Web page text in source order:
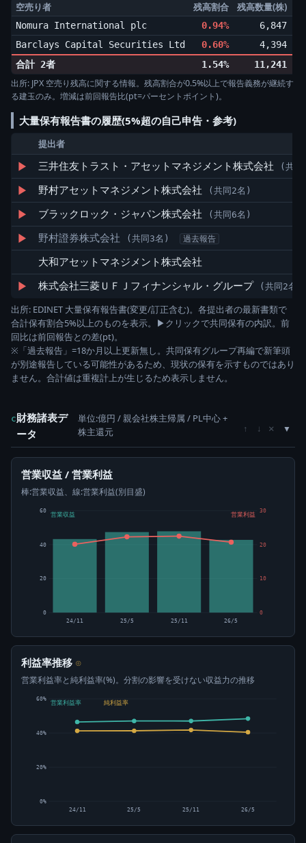
空売り者 残高割合 残高数量(株)
Nomura International plc 0.94% 6,847
Barclays Capital Securities Ltd
0.60% 4,394
合計 2者
1.54% 11,241
出所: JPX 空売り残高に関する情報。残高割合が0.5%以上で報告義務が継続す
る建玉のみ。増減は前回報告比(pt=パーセントポイント)。
大量保有報告書の履歴(5%超の自己申告・参考)
提出者
▶ 三井住友トラスト・アセットマネジメント株式会社 (共
▶ 野村アセットマネジメント株式会社 (共同2名)
▶ ブラックロック・ジャパン株式会社 (共同6名)
▶ 野村證券株式会社 (共同3名) 過去報告
大和アセットマネジメント株式会社
▶ 株式会社三菱ＵＦＪフィナンシャル・グループ (共同2名)
出所: EDINET 大量保有報告書(変更/訂正含む)。各提出者の最新書類で
合計保有割合5%以上のものを表示。▶クリックで共同保有の内訳。前
回比は前回報告との差(pt)。
※「過去報告」=18か月以上更新無し。共同保有グループ再編で新筆頭
が別途報告している可能性があるため、現状の保有を示すものではあり
ません。合計値は重複計上が生じるため表示しません。
c財務諸表デ
ータ
単位:億円 / 親会社株主帰属 / PL中心 +
株主還元
↑ ↓ ×
営業収益 / 営業利益
棒:営業収益、線:営業利益(別目盛)
0
20
40
60
0
10
20
30
24/11 25/5 25/11 26/5
営業収益 営業利益
利益率推移 ⊙
営業利益率と純利益率(%)。分割の影響を受けない収益力の推移
0%
20%
40%
60%
営業利益率 純利益率
24/11 25/5 25/11 26/5